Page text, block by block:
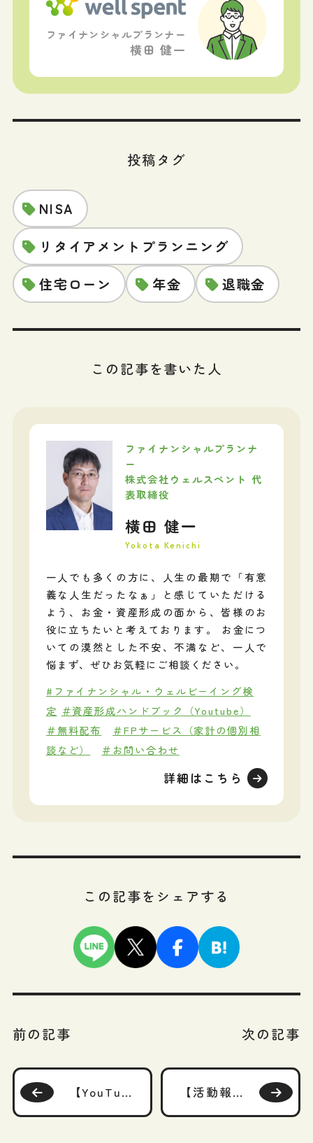
ファイナンシャルプランナー
横田 健一
投稿タグ
NISA
リタイアメントプランニング
住宅ローン
年金 退職金
この記事を書いた人
ファイナンシャルプランナ
ー
株式会社ウェルスペント 代
表取締役
横田 健一
Yokota Kenichi
一人でも多くの方に、人生の最期で「有意
義な人生だったなぁ」と感じていただける
よう、お金・資産形成の面から、皆様のお
役に立ちたいと考えております。 お金につ
いての漠然とした不安、不満など、一人で
悩まず、ぜひお気軽にご相談ください。
#ファイナンシャル・ウェルビーイング検
定 ＃資産形成ハンドブック（Youtube）
＃無料配布
＃FPサービス（家計の個別相
談など）
＃お問い合わせ
詳細はこちら
この記事をシェアする
前の記事
【YouTube】「オルカン、毎月定額取り崩しをしたら、20年後はいくら残るのか？」をアップしています！
次の記事
【活動報告】マネーポストWEBに「老後資金の不安を解決する第一歩は「収入の見える化」 自分は年金をいくらもらえるのか、「ねんきん定期便」の読み解き方を解説」が掲載されました！